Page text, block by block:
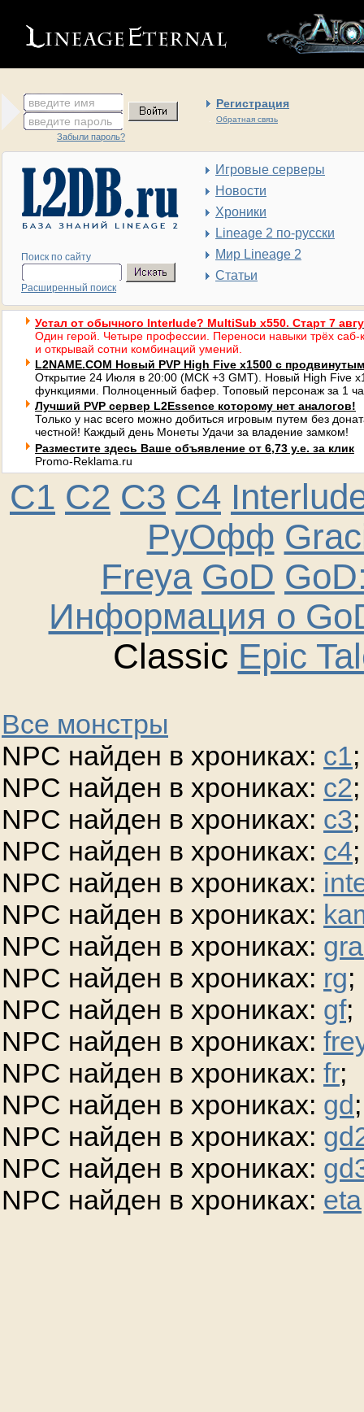
введите имя Регистрация
Обратная связь
введите пароль
Забыли пароль?
Поиск по сайту
Расширенный поиск
Игровые серверы
Новости
Хроники
Lineage 2 по-русски
Мир Lineage 2
Статьи
Устал от обычного Interlude? MultiSub x550. Старт 7
Один герой. Четыре профессии. Переноси навыки трёх саб-
и открывай сотни комбинаций умений.
L2NAME.COM Новый PVP High Five x1500 с
Открытие 24 Июля в 20:00 (МСК +3 GMT). Новый High Five
функциями. Полноценный бафер. Топовый персонаж за 1
Лучший PVP сервер L2Essence которому нет аналогов!
Только у нас всего можно добиться игровым путем без
честной! Каждый день Монеты Удачи за владение замком!
Разместите здесь Ваше объявление от 6,73 у.е. за клик
Promo-Reklama.ru
C1 C2 C3 C4
РуОфф
Freya GoD
Информация о
Classic Epic
Все монстры
NPC найден в хрониках: c1;
NPC найден в хрониках: c2;
NPC найден в хрониках: c3;
NPC найден в хрониках: c4;
NPC найден в хрониках:
NPC найден в хрониках:
NPC найден в хрониках:
NPC найден в хрониках: rg;
NPC найден в хрониках: gf;
NPC найден в хрониках:
NPC найден в хрониках: fr;
NPC найден в хрониках: gd;
NPC найден в хрониках:
NPC найден в хрониках:
NPC найден в хрониках: eta